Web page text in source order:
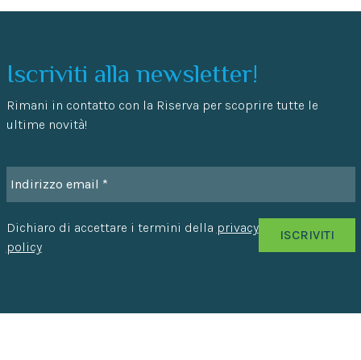
Iscriviti alla newsletter!
Rimani in contatto con la Riserva per scoprire tutte le
ultime novità!
Dichiaro di accettare i termini della privacy
policy